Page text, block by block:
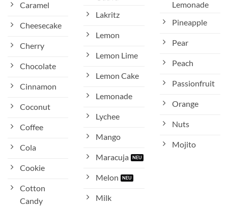
Caramel
Cheesecake
Cherry
Chocolate
Cinnamon
Coconut
Coffee
Cola
Cookie
Cotton
Candy
Lakritz
Lemon
Lemon Lime
Lemon Cake
Lemonade
Lychee
Mango
Maracuja
Melon
Milk
Lemonade
Pineapple
Pear
Peach
Passionfruit
Orange
Nuts
Mojito